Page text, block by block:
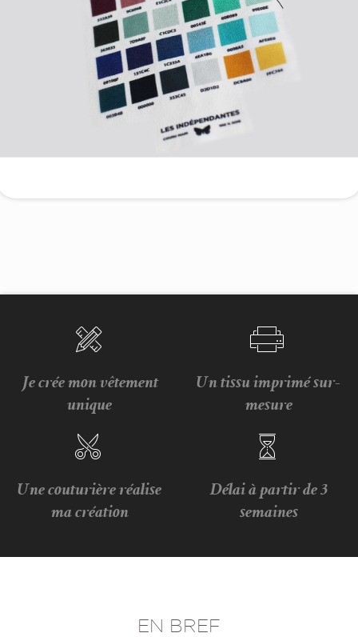
Je crée mon vêtement
unique
Un tissu imprimé sur-
mesure
Une couturière réalise
ma création
Délai à partir de 3
semaines
EN BREF